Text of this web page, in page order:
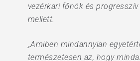
vezérkari főnök és
mellett.
„Amiben mindannyian
természetesen az, hogy